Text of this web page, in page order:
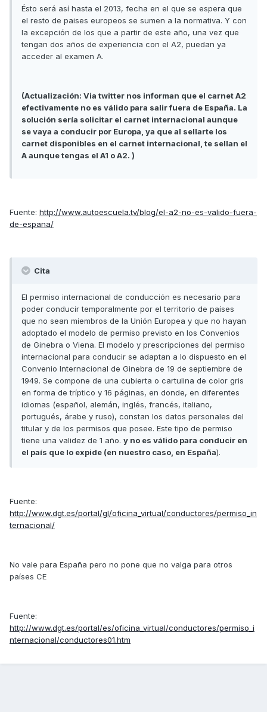
Ésto será así hasta el 2013, fecha en el que se espera que
el resto de paises europeos se sumen a la normativa. Y con
la excepción de los que a partir de este año, una vez que
tengan dos años de experiencia con el A2, puedan ya
acceder al examen A.
(Actualización: Via twitter nos informan que el carnet A2
efectivamente no es válido para salir fuera de España. La
solución sería solicitar el carnet internacional aunque
se vaya a conducir por Europa, ya que al sellarte los
carnet disponibles en el carnet internacional, te sellan el
A aunque tengas el A1 o A2. )
Fuente: http://www.autoescuela.tv/blog/el-a2-no-es-valido-fuera-
de-espana/
Cita
El permiso internacional de conducción es necesario para
poder conducir temporalmente por el territorio de países
que no sean miembros de la Unión Europea y que no hayan
adoptado el modelo de permiso previsto en los Convenios
de Ginebra o Viena. El modelo y prescripciones del permiso
internacional para conducir se adaptan a lo dispuesto en el
Convenio Internacional de Ginebra de 19 de septiembre de
1949. Se compone de una cubierta o cartulina de color gris
en forma de tríptico y 16 páginas, en donde, en diferentes
idiomas (español, alemán, inglés, francés, italiano,
portugués, árabe y ruso), constan los datos personales del
titular y de los permisos que posee. Este tipo de permiso
tiene una validez de 1 año. y no es válido para conducir en
el país que lo expide (en nuestro caso, en España).
Fuente:
http://www.dgt.es/portal/gl/oficina_virtual/conductores/permiso_in
ternacional/
No vale para España pero no pone que no valga para otros
países CE
Fuente:
http://www.dgt.es/portal/es/oficina_virtual/conductores/permiso_i
nternacional/conductores01.htm